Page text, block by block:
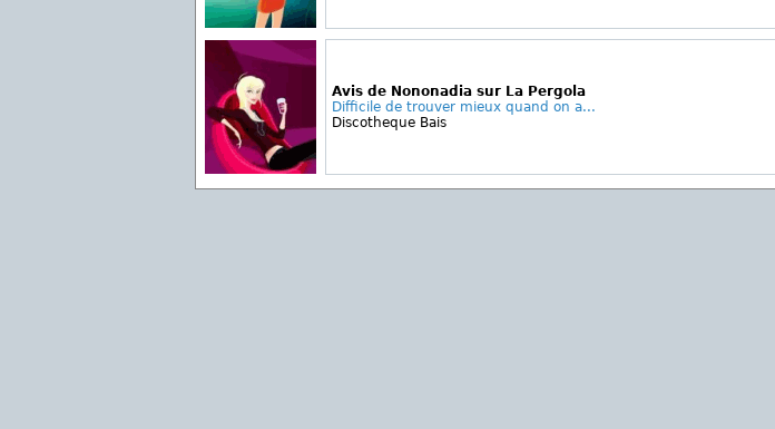
Avis de Nononadia sur La Pergola
Difficile de trouver mieux quand on a...
Discotheque Bais